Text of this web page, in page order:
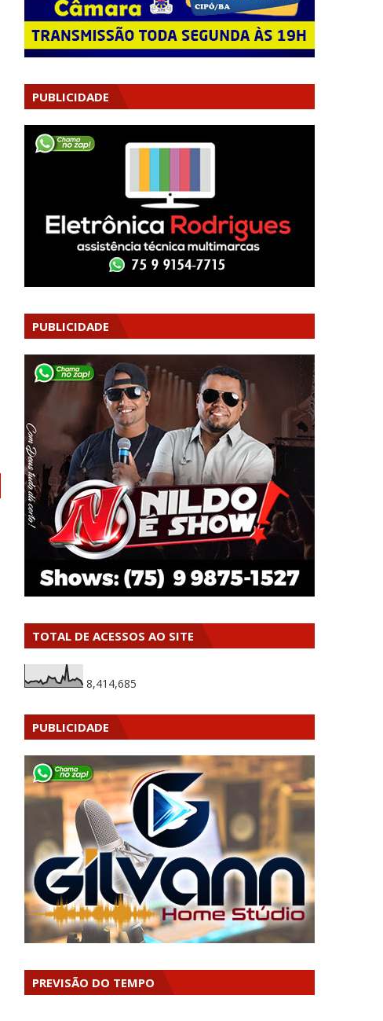
PUBLICIDADE
PUBLICIDADE
TOTAL DE ACESSOS AO SITE
8,414,685
PUBLICIDADE
PREVISÃO DO TEMPO